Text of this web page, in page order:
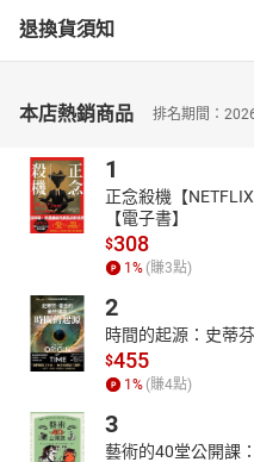
退換貨須知
本店熱銷商品 排名期間：
1
正念殺機【
【電子書】
$308
1 % (賺3點)
2
時間的起源：史蒂
$455
1 % (賺4點)
3
藝術的40堂公開課